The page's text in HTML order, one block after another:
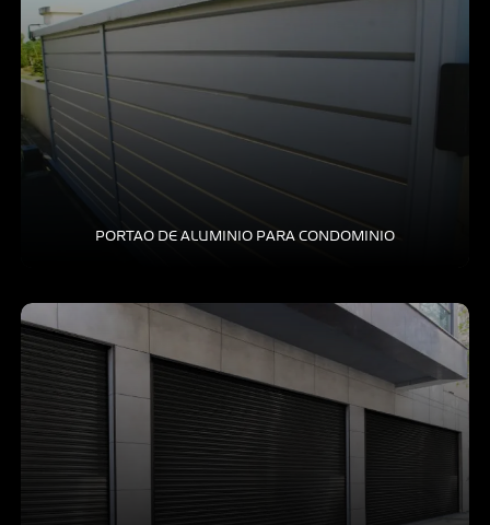
PERSIANA ROLÔ
PERSIANAS AUTOMÁTICAS
PORTA DE CORRER
PORTAS DE ALUMÍNIO
PORTAS E PORTINHOLAS DE ALUMÍNIO
VENEZIANA DE ALUMÍNIO
PORTAO DE ALUMINIO PARA CONDOMINIO